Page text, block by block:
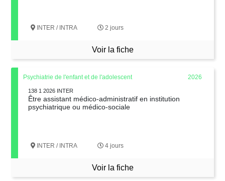
INTER / INTRA 2 jours
Voir la fiche
Psychiatrie de l'enfant et de l'adolescent 2026
138 1 2026 INTER
Être assistant médico-administratif en institution
psychiatrique ou médico-sociale
INTER / INTRA 4 jours
Voir la fiche